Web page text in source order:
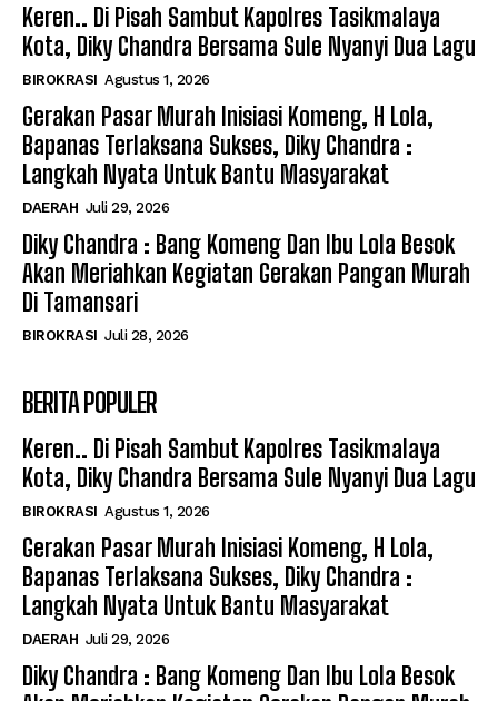
Keren.. Di Pisah Sambut Kapolres Tasikmalaya
Kota, Diky Chandra Bersama Sule Nyanyi Dua Lagu
BIROKRASI Agustus 1, 2026
Gerakan Pasar Murah Inisiasi Komeng, H Lola,
Bapanas Terlaksana Sukses, Diky Chandra :
Langkah Nyata Untuk Bantu Masyarakat
DAERAH Juli 29, 2026
Diky Chandra : Bang Komeng Dan Ibu Lola Besok
Akan Meriahkan Kegiatan Gerakan Pangan Murah
Di Tamansari
BIROKRASI Juli 28, 2026
BERITA POPULER
Keren.. Di Pisah Sambut Kapolres Tasikmalaya
Kota, Diky Chandra Bersama Sule Nyanyi Dua Lagu
BIROKRASI Agustus 1, 2026
Gerakan Pasar Murah Inisiasi Komeng, H Lola,
Bapanas Terlaksana Sukses, Diky Chandra :
Langkah Nyata Untuk Bantu Masyarakat
DAERAH Juli 29, 2026
Diky Chandra : Bang Komeng Dan Ibu Lola Besok